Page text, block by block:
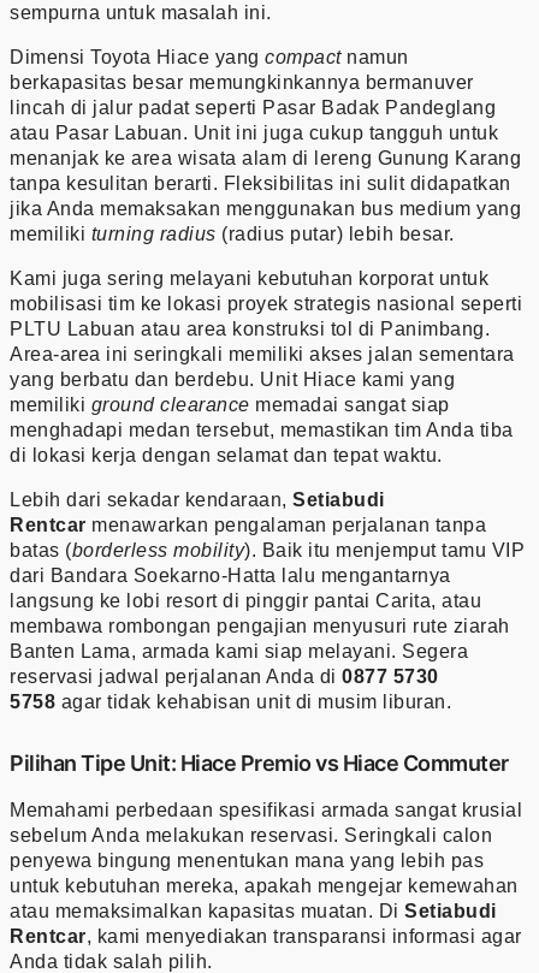
sempurna untuk masalah ini.
Dimensi Toyota Hiace yang compactnamun
berkapasitas besar memungkinkannya bermanuver
lincah di jalur padat seperti Pasar Badak Pandeglang
atau Pasar Labuan. Unit ini juga cukup tangguh untuk
menanjak ke area wisata alam di lereng Gunung Karang
tanpa kesulitan berarti. Fleksibilitas ini sulit didapatkan
jika Anda memaksakan menggunakan bus medium yang
memiliki turning radius (radius putar) lebih besar.
Kami juga sering melayani kebutuhan korporat untuk
mobilisasi tim ke lokasi proyek strategis nasional seperti
PLTU Labuan atau area konstruksi tol di Panimbang.
Area-area ini seringkali memiliki akses jalan sementara
yang berbatu dan berdebu. Unit Hiace kami yang
memiliki ground clearance memadai sangat siap
menghadapi medan tersebut, memastikan tim Anda tiba
di lokasi kerja dengan selamat dan tepat waktu.
Lebih dari sekadar kendaraan, Setiabudi
Rentcar menawarkan pengalaman perjalanan tanpa
batas (borderless mobility). Baik itu menjemput tamu VIP
dari Bandara Soekarno-Hatta lalu mengantarnya
langsung ke lobi resort di pinggir pantai Carita, atau
membawa rombongan pengajian menyusuri rute ziarah
Banten Lama, armada kami siap melayani. Segera
reservasi jadwal perjalanan Anda di 0877 5730
5758 agar tidak kehabisan unit di musim liburan.
Pilihan Tipe Unit: Hiace Premio vs Hiace Commuter
Memahami perbedaan spesifikasi armada sangat krusial
sebelum Anda melakukan reservasi. Seringkali calon
penyewa bingung menentukan mana yang lebih pas
untuk kebutuhan mereka, apakah mengejar kemewahan
atau memaksimalkan kapasitas muatan. Di Setiabudi
Rentcar, kami menyediakan transparansi informasi agar
Anda tidak salah pilih.